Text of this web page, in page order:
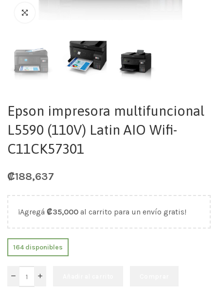
Epson impresora multifuncional
L5590 (110V) Latin AIO Wifi-
C11CK57301
₡188,637
¡Agregá ₡35,000 al carrito para un envío gratis!
164 disponibles